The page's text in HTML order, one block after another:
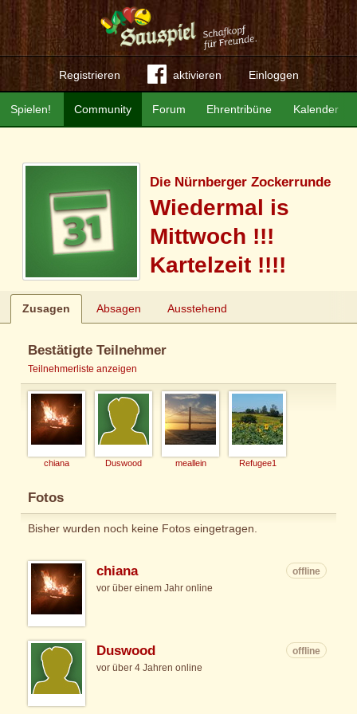
Registrieren aktivieren Einloggen
Community Forum Ehrentribüne Kalender
Spielen!
Die Nürnberger Zockerrunde
Wiedermal is
Mittwoch !!!
Kartelzeit !!!!
Zusagen Absagen Ausstehend
Bestätigte Teilnehmer
Teilnehmerliste anzeigen
chiana Duswood meallein Refugee1
Fotos
Bisher wurden noch keine Fotos eingetragen.
chiana
offline
vor über einem Jahr online
Duswood
offline
vor über 4 Jahren online